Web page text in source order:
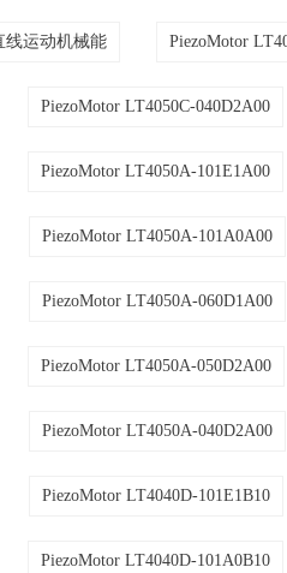
线运动机械能 PiezoMotor
PiezoMotor LT4050C-040D2A00
PiezoMotor LT4050A-101E1A00
PiezoMotor LT4050A-101A0A00
PiezoMotor LT4050A-060D1A00
PiezoMotor LT4050A-050D2A00
PiezoMotor LT4050A-040D2A00
PiezoMotor LT4040D-101E1B10
PiezoMotor LT4040D-101A0B10